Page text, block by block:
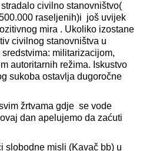
civilno stanovništvo(
raseljenih)i još uvijek
mira . Ukoliko izostane
civilnog stanovništva u
militarizacijom,
autoritarnih režima. Iskustvo
sukoba ostavlja dugoročne
žrtvama gdje se vode
dan apelujemo da zaćuti
slobodne misli (Kavač bb) u